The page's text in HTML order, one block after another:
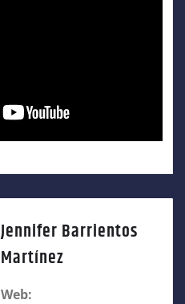
Jennifer Barrientos
Martínez
Web: